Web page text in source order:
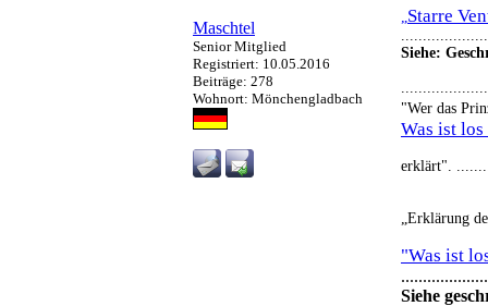
Maschtel
Senior Mitglied
Registriert: 10.05.2016
Beiträge: 278
Wohnort: Mönchengladbach
Starre
Siehe:
"Wer das
Was ist
erklärt".
„Erklärung
"Was ist
Siehe